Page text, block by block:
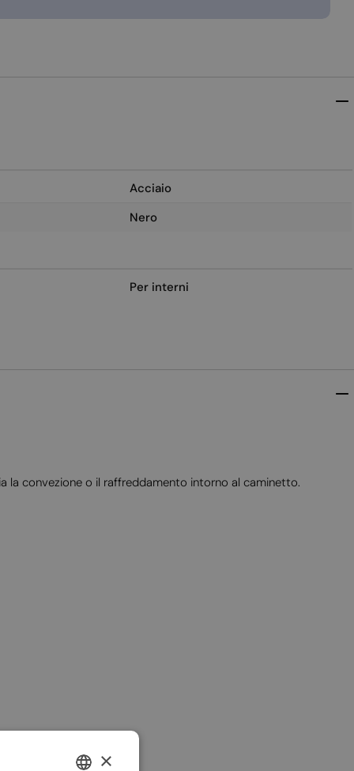
Acciaio
Nero
Per interni
la convezione o il raffreddamento intorno al caminetto.
×